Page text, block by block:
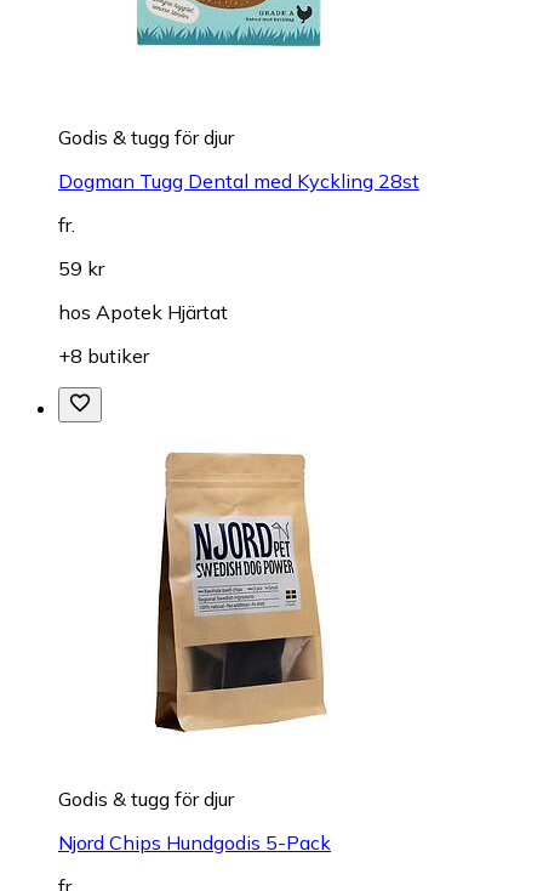
Godis & tugg för djur
Dogman Tugg Dental med Kyckling 28st
fr.
59 kr
hos Apotek Hjärtat
+8 butiker
Godis & tugg för djur
Njord Chips Hundgodis 5-Pack
fr.